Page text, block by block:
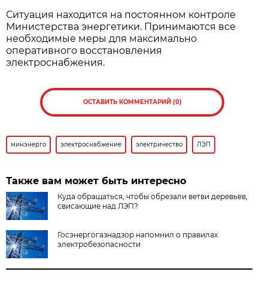
Ситуация находится на постоянном контроле
Министерства энергетики. Принимаются все
необходимые меры для максимально
оперативного восстановления
электроснабжения.
ОСТАВИТЬ КОММЕНТАРИЙ (0)
минэнерго электроснабжение электричество ЛЭП
Также вам может быть интересно
Куда обращаться, чтобы обрезали ветви деревьев,
свисающие над ЛЭП?
Госэнергогазнадзор напомнил о правилах
электробезопасности